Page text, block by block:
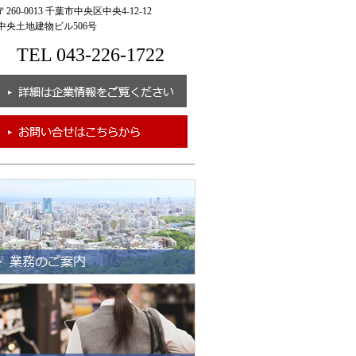
0013 千葉市中央区中央4-12-12
土地建物ビル506号
TEL 043-226-1722